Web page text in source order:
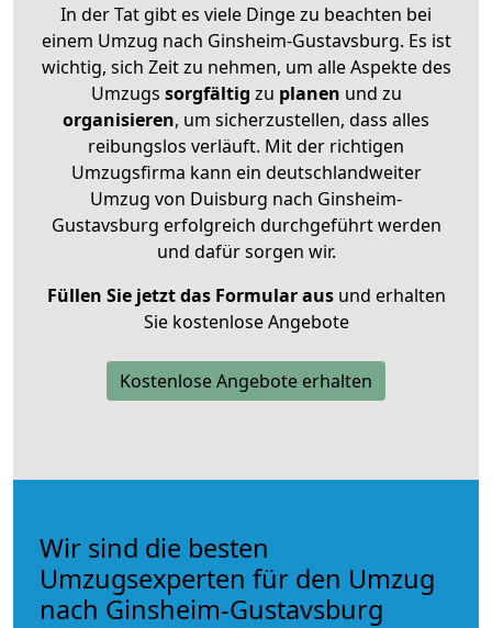
In der Tat gibt es viele Dinge zu beachten bei
einem Umzug nach Ginsheim-Gustavsburg. Es ist
wichtig, sich Zeit zu nehmen, um alle Aspekte des
Umzugs sorgfältig zu planen und zu
organisieren, um sicherzustellen, dass alles
reibungslos verläuft. Mit der richtigen
Umzugsfirma kann ein deutschlandweiter
Umzug von Duisburg nach Ginsheim-
Gustavsburg erfolgreich durchgeführt werden
und dafür sorgen wir.
Füllen Sie jetzt das Formular ausund erhalten
Sie kostenlose Angebote
Kostenlose Angebote erhalten
Wir sind die besten
Umzugsexperten für den Umzug
nach Ginsheim-Gustavsburg